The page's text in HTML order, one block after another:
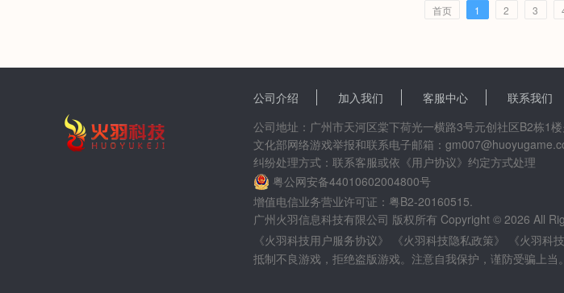
首页 1 2 3
公司介绍 加入我们 客服中心
联系我们
公司地址：广州市天河区棠下荷光一横路3号元创社区B2栋1
文化部网络游戏举报和联系电子邮箱：
纠纷处理方式：联系客服或依《用户协议》约定方式处理
粤公网安备44010602004800号
增值电信业务营业许可证：粤B2-20160515.
广州火羽信息科技有限公司 版权所有 Copyright © 2026 All
《火羽科技用户服务协议》
《火羽科技隐私政策》
《火羽科
抵制不良游戏，拒绝盗版游戏。注意自我保护，谨防受骗上